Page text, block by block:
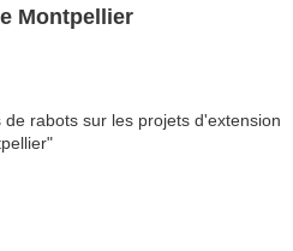
Montpellier